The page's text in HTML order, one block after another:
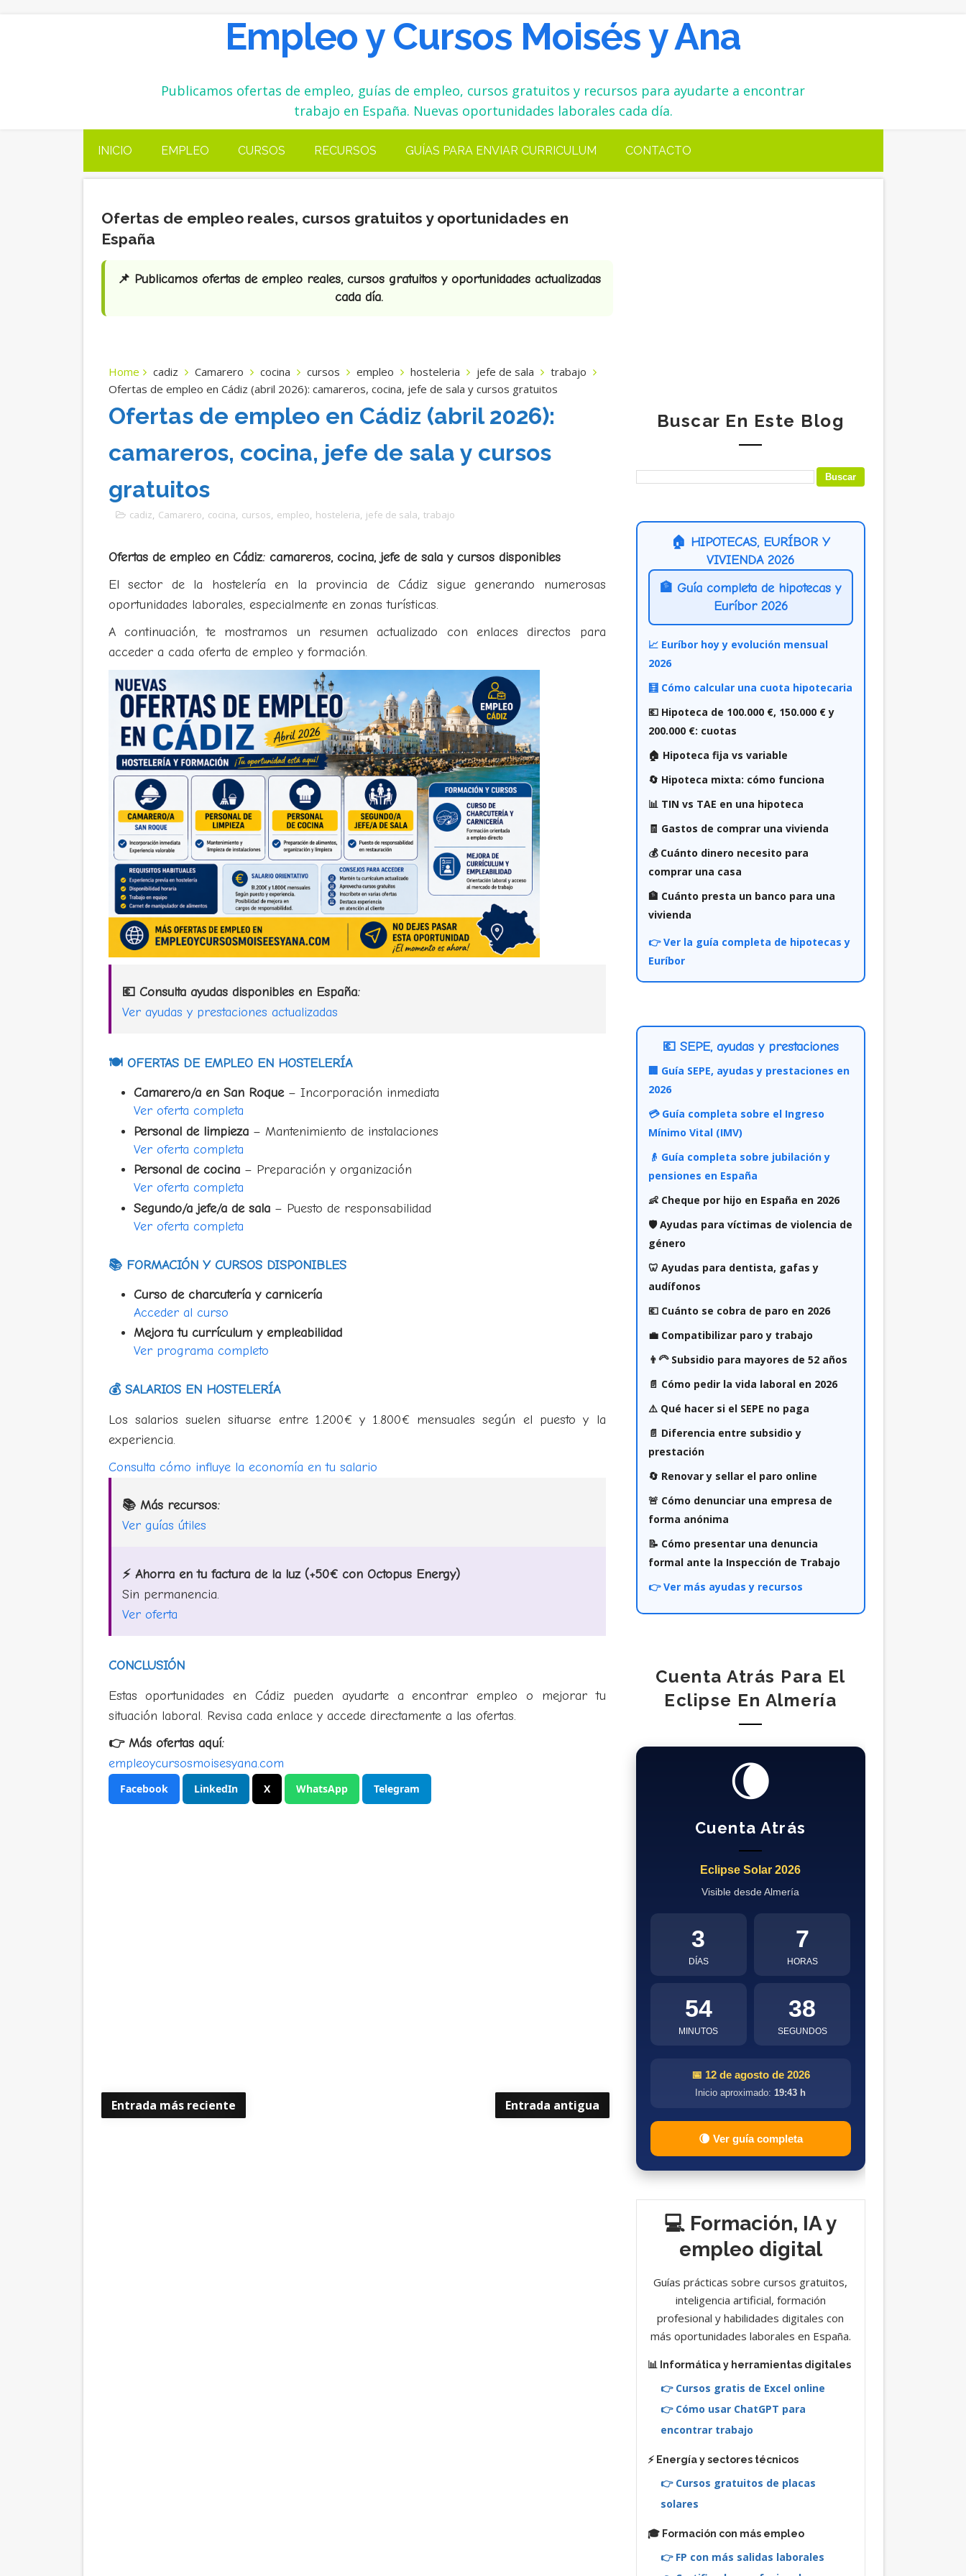
Empleo y Cursos Moisés y Ana
Publicamos ofertas de empleo, guías de empleo, cursos gratuitos y recursos para ayudarte a encontrar
trabajo en España. Nuevas oportunidades laborales cada día.
INICIO EMPLEO CURSOS RECURSOS GUÍAS PARA ENVIAR CURRICULUM CONTACTO
Ofertas de empleo reales, cursos gratuitos y oportunidades en
España
📌 Publicamos ofertas de empleo reales, cursos gratuitos y oportunidades actualizadas
cada día.
Home cadiz Camarero cocina cursos empleo hosteleria jefe de sala
trabajo
Ofertas de empleo en Cádiz (abril 2026): camareros, cocina, jefe de sala y cursos gratuitos
Ofertas de empleo en Cádiz (abril 2026):
camareros, cocina, jefe de sala y cursos
gratuitos
cadiz, Camarero, cocina, cursos, empleo, hosteleria, jefe de sala, trabajo
Ofertas de empleo en Cádiz: camareros, cocina, jefe de sala y cursos disponibles
El sector de la hostelería en la provincia de Cádiz sigue generando numerosas
oportunidades laborales, especialmente en zonas turísticas.
A continuación, te mostramos un resumen actualizado con enlaces directos para
acceder a cada oferta de empleo y formación.
💶 Consulta ayudas disponibles en España:
Ver ayudas y prestaciones actualizadas
🍽 OFERTAS DE EMPLEO EN HOSTELERÍA
Camarero/a en San Roque– Incorporación inmediata
Ver oferta completa
Personal de limpieza– Mantenimiento de instalaciones
Ver oferta completa
Personal de cocina– Preparación y organización
Ver oferta completa
Segundo/a jefe/a de sala– Puesto de responsabilidad
Ver oferta completa
📚 FORMACIÓN Y CURSOS DISPONIBLES
Curso de charcutería y carnicería
Acceder al curso
Mejora tu currículum y empleabilidad
Ver programa completo
💰 SALARIOS EN HOSTELERÍA
Los salarios suelen situarse entre 1.200€ y 1.800€ mensuales según el puesto y la
experiencia.
Consulta cómo influye la economía en tu salario
📚 Más recursos:
Ver guías útiles
⚡ Ahorra en tu factura de la luz (+50€ con Octopus Energy)
Sin permanencia.
Ver oferta
CONCLUSIÓN
Estas oportunidades en Cádiz pueden ayudarte a encontrar empleo o mejorar tu
situación laboral. Revisa cada enlace y accede directamente a las ofertas.
👉 Más ofertas aquí:
empleoycursosmoisesyana.com
Facebook LinkedIn X WhatsApp Telegram
Entrada más reciente Entrada antigua
Buscar En Este Blog
🏠 HIPOTECAS, EURÍBOR Y
VIVIENDA 2026
🏦 Guía completa de hipotecas y
Euríbor 2026
📈 Euríbor hoy y evolución mensual
2026
🧮 Cómo calcular una cuota hipotecaria
💶 Hipoteca de 100.000 €, 150.000 € y
200.000 €: cuotas
🏠 Hipoteca fija vs variable
🔄 Hipoteca mixta: cómo funciona
📊 TIN vs TAE en una hipoteca
🧾 Gastos de comprar una vivienda
💰 Cuánto dinero necesito para
comprar una casa
🏦 Cuánto presta un banco para una
vivienda
👉 Ver la guía completa de hipotecas y
Euríbor
💶 SEPE, ayudas y prestaciones
🏢 Guía SEPE, ayudas y prestaciones en
2026
💳 Guía completa sobre el Ingreso
Mínimo Vital (IMV)
👴 Guía completa sobre jubilación y
pensiones en España
👶 Cheque por hijo en España en 2026
🛡️ Ayudas para víctimas de violencia de
género
🦷 Ayudas para dentista, gafas y
audífonos
💶 Cuánto se cobra de paro en 2026
💼 Compatibilizar paro y trabajo
👨‍🦳 Subsidio para mayores de 52 años
📄 Cómo pedir la vida laboral en 2026
⚠️ Qué hacer si el SEPE no paga
📄 Diferencia entre subsidio y
prestación
🔄 Renovar y sellar el paro online
🚨 Cómo denunciar una empresa de
forma anónima
📝 Cómo presentar una denuncia
formal ante la Inspección de Trabajo
👉 Ver más ayudas y recursos
Cuenta Atrás Para El
Eclipse En Almería
🌘
Cuenta Atrás
Eclipse Solar 2026
Visible desde Almería
3
DÍAS
7
HORAS
54
MINUTOS
37
SEGUNDOS
📅 12 de agosto de 2026
Inicio aproximado:19:43 h
🌘 Ver guía completa
💻 Formación, IA y
empleo digital
Guías prácticas sobre cursos gratuitos,
inteligencia artificial, formación
profesional y habilidades digitales con
más oportunidades laborales en España.
📊 Informática y herramientas digitales
👉 Cursos gratis de Excel online
👉 Cómo usar ChatGPT para
encontrar trabajo
⚡ Energía y sectores técnicos
👉 Cursos gratuitos de placas
solares
🎓 Formación con más empleo
👉 FP con más salidas laborales